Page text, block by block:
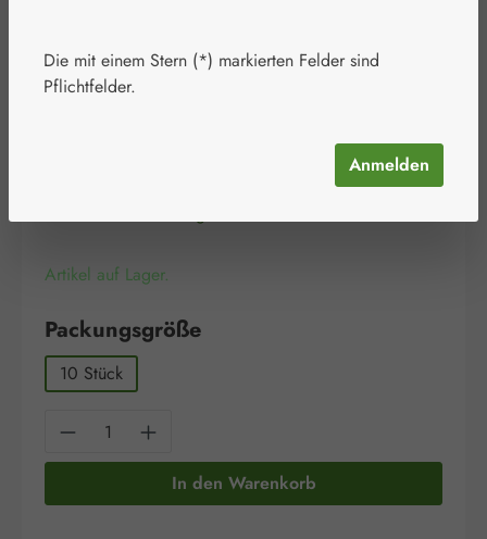
Artikel auf Lager.
Packungsgrößeauswählen
10 Stück
Produkt Anzahl: Gib den gewünschten
In den Warenkorb
Die mit einem Stern (*) markierten Felder sind
Pflichtfelder.
Anmelden